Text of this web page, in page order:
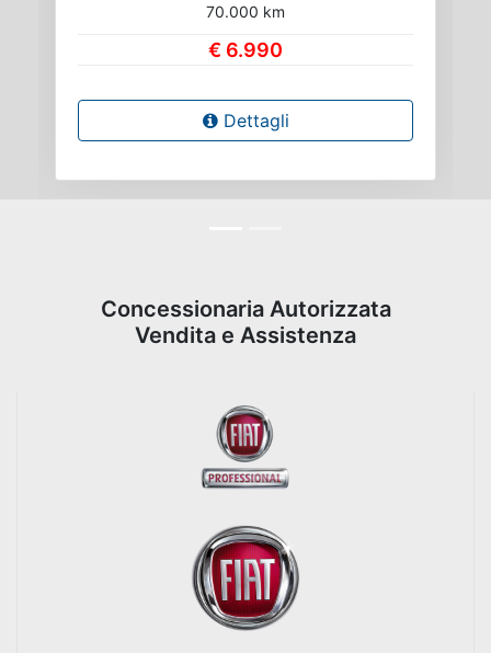
70.000 km
€ 6.990
Dettagli
Concessionaria Autorizzata
Vendita e Assistenza